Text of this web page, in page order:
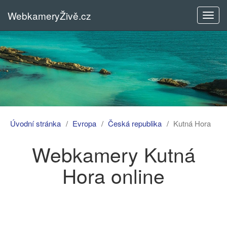
menu
WebkameryŽivě.cz
Úvodní stránka Evropa Česká republika Kutná Hora
Webkamery Kutná
Hora online